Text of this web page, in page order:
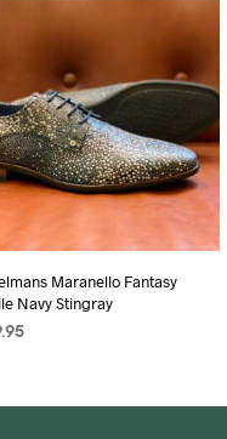
Maranello Fantasy
Navy Stingray